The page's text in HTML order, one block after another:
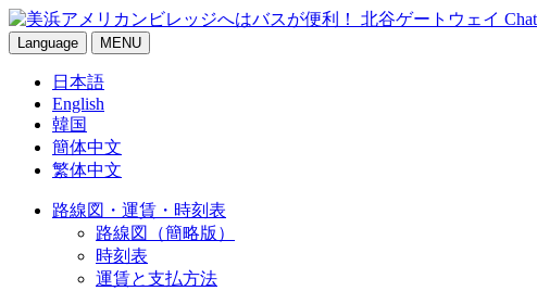
Language MENU
日本語
English
韓国
簡体中文
繁体中文
路線図・運賃・時刻表
路線図（簡略版）
時刻表
運賃と支払方法